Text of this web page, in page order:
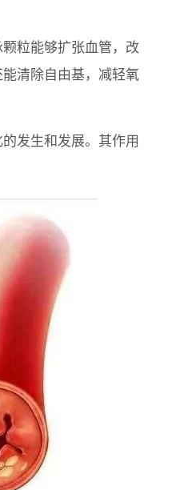
粒能够扩张血管，改
清除自由基，减轻氧
发生和发展。其作用